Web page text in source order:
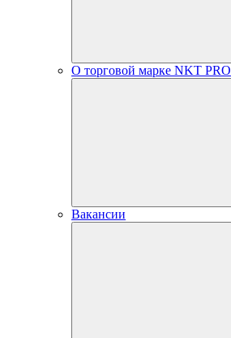
О торговой марке NKT PRO
Вакансии